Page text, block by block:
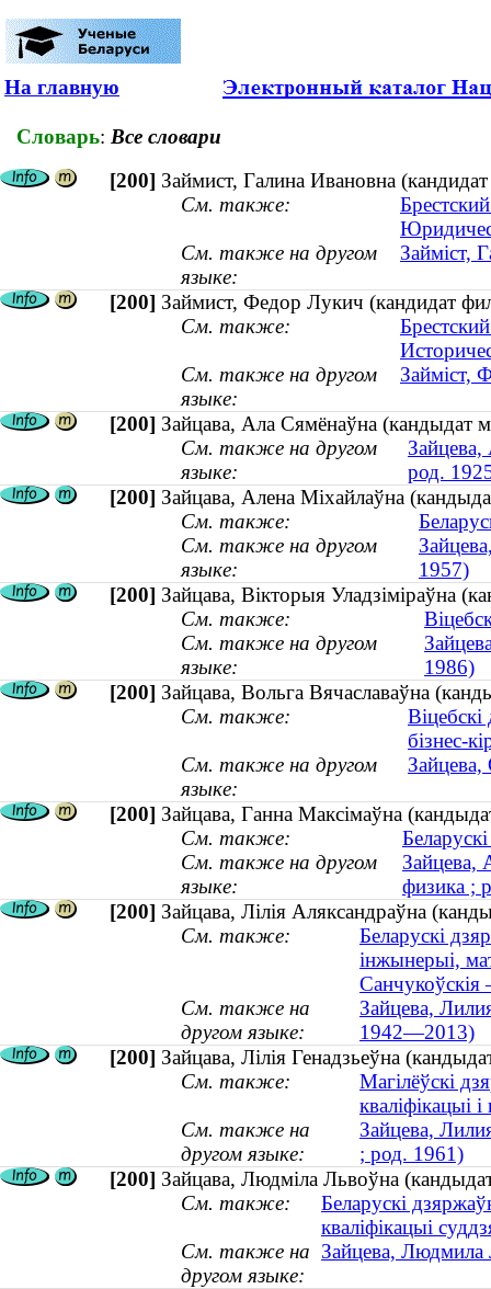
На главную
Словарь: Все словари
[200] Займист, Галина Ивановна
См. также:
См. также на другом
языке:
Займіст,
[200] Займист, Федор Лукич (кандидат
См. также:
См. также на другом
языке:
Займіст,
[200] Зайцава, Ала Сямёнаўна (кандыдат
См. также на другом
языке:
род.
[200] Зайцава, Алена Міхайлаўна
См. также:
См. также на другом
языке:
1957)
[200] Зайцава, Вікторыя Уладзіміраўна
См. также:
См. также на другом
языке:
1986)
[200] Зайцава, Вольга Вячаславаўна
См. также:
Віцебскі
бізнес-
См. также на другом
языке:
[200] Зайцава, Ганна Максімаўна
См. также:
См. также на другом
языке:
Зайцева,
физика ;
[200] Зайцава, Лілія Аляксандраўна
См. также:
Беларускі
інжынерыі,
См. также на
другом языке:
Зайцева,
1942—2013)
[200] Зайцава, Лілія Генадзьеўна
См. также:
Магілёўскі
кваліфікацыі
См. также на
другом языке:
Зайцева,
; род. 1961)
[200] Зайцава, Людміла Львоўна
См. также:
Беларускі
кваліфікацыі
См. также на
другом языке:
Зайцева, Людмила